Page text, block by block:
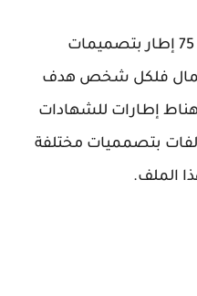
العدد المرفق بالملف أكثر من 75 إطار بتصميمات
فلكل شخص هدف
إطارات للشهادات
بتصمميات مختلفة
الملف.